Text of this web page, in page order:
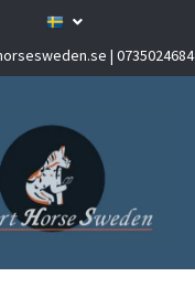
| 0735024684